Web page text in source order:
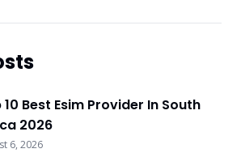
10 Best Esim Provider In South
2026
6, 2026